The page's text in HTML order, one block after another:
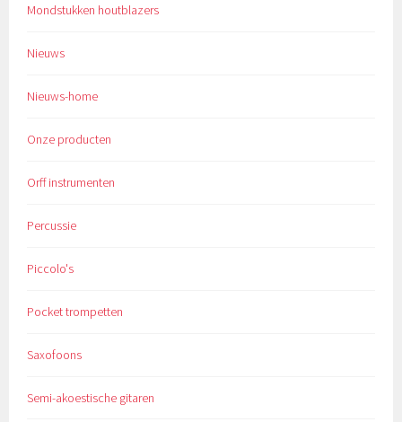
Mondstukken houtblazers
Nieuws
Nieuws-home
Onze producten
Orff instrumenten
Percussie
Piccolo's
Pocket trompetten
Saxofoons
Semi-akoestische gitaren